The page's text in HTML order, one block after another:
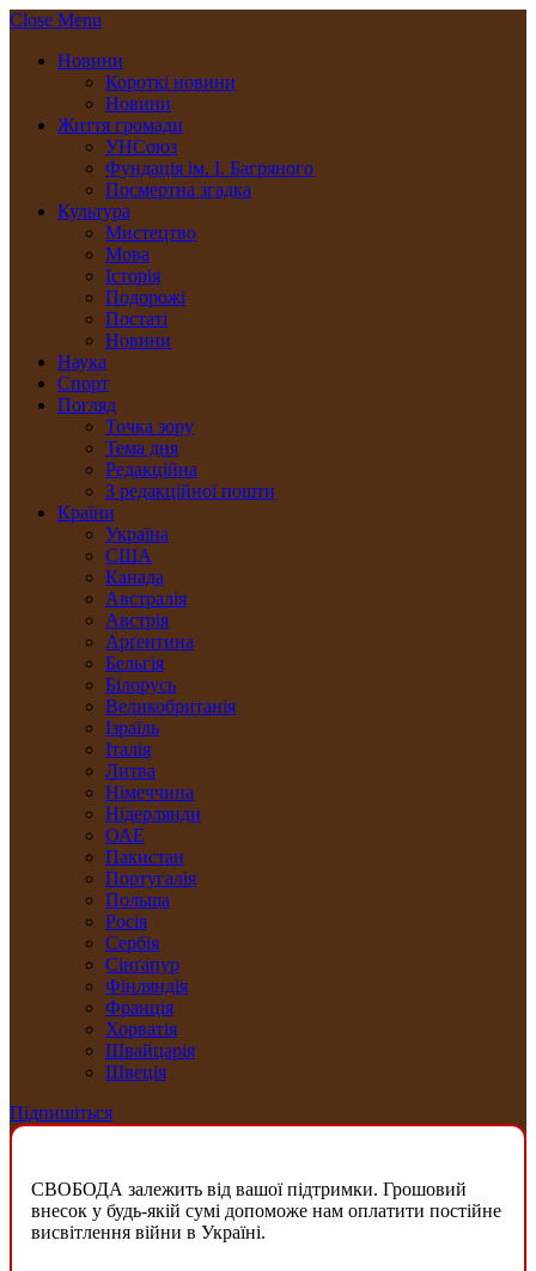
Close Menu
Новини
Короткі новини
Новини
Життя громади
УНСоюз
Фундація ім. І. Багряного
Посмертна згадка
Культура
Мистецтво
Мова
Історія
Подорожі
Постаті
Новини
Наука
Спорт
Погляд
Точка зору
Тема дня
Редакційна
З редакційної пошти
Країни
Україна
США
Канада
Австралія
Австрія
Арґентина
Бельгія
Білорусь
Великобританія
Ізраїль
Італія
Литва
Німеччина
Нідерлянди
ОАЕ
Пакистан
Португалія
Польща
Росія
Сербія
Сінґапур
Фінляндія
Франція
Хорватія
Швайцарія
Швеція
Підпишіться
СВОБОДА залежить від вашої підтримки. Грошовий
внесок у будь-якій сумі допоможе нам оплатити постійне
висвітлення війни в Україні.